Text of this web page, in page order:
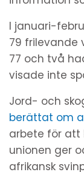
I januari-
79 frilevande
77 och två
visade inte
Jord- och
berättat om
arbete för att
unionen ger
afrikansk